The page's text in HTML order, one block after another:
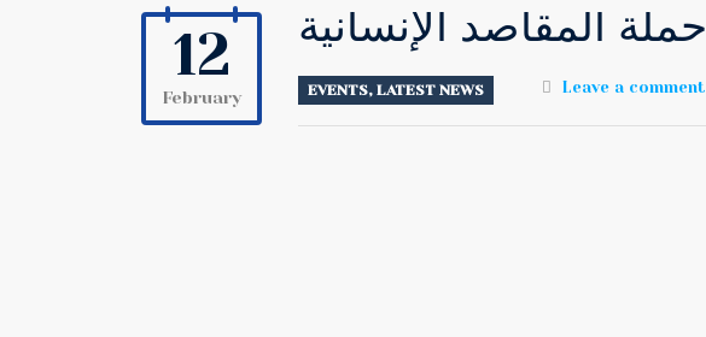
12
February
حملة المقاصد الإنسانية
EVENTS, LATEST NEWS Leave a comment